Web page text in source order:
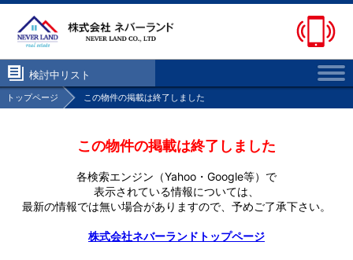
検討中リスト
トップページ この物件の掲載は終了しました
この物件の掲載は終了しました
各検索エンジン（Yahoo・Google等）で
表示されている情報については、
最新の情報では無い場合がありますので、 予めご了承下さい。
株式会社ネバーランドトップページ